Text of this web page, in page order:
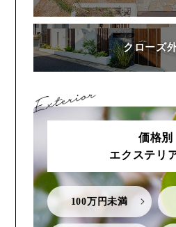
クローズ
価格別
エクステリ
100万円未満